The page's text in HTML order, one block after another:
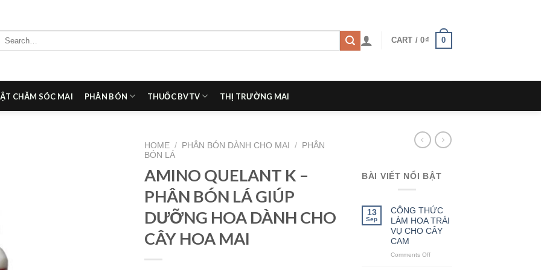
Search
CART /0₫ 0
CHĂM SÓC MAI PHÂN BÓN THUỐC BVTV THỊ TRƯỜNG MAI
HOME / PHÂN BÓN DÀNH CHO MAI /
PHÂN
BÓN LÁ
AMINO QUELANT K –
PHÂN BÓN LÁ GIÚP
DƯỠNG HOA DÀNH CHO
CÂY HOA MAI
BÀI VIẾT NỔI BẬT
13
Sep
CÔNG THỨC
LÀM HOA TRÁI
VỤ CHO CÂY
CAM
Comments Off